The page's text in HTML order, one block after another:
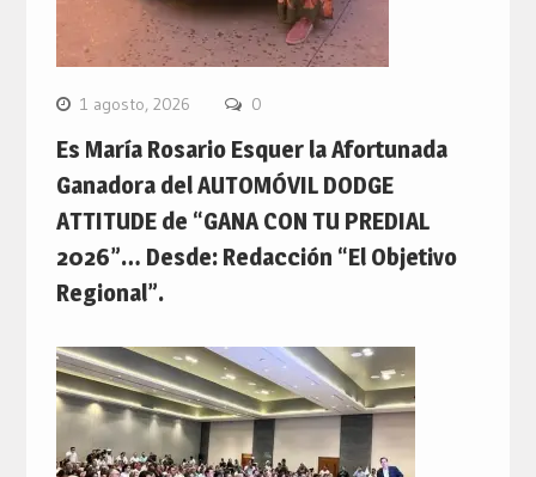
1 agosto, 2026 0
Es María Rosario Esquer la Afortunada
Ganadora del AUTOMÓVIL DODGE
ATTITUDE de “GANA CON TU PREDIAL
2026”… Desde: Redacción “El Objetivo
Regional”.